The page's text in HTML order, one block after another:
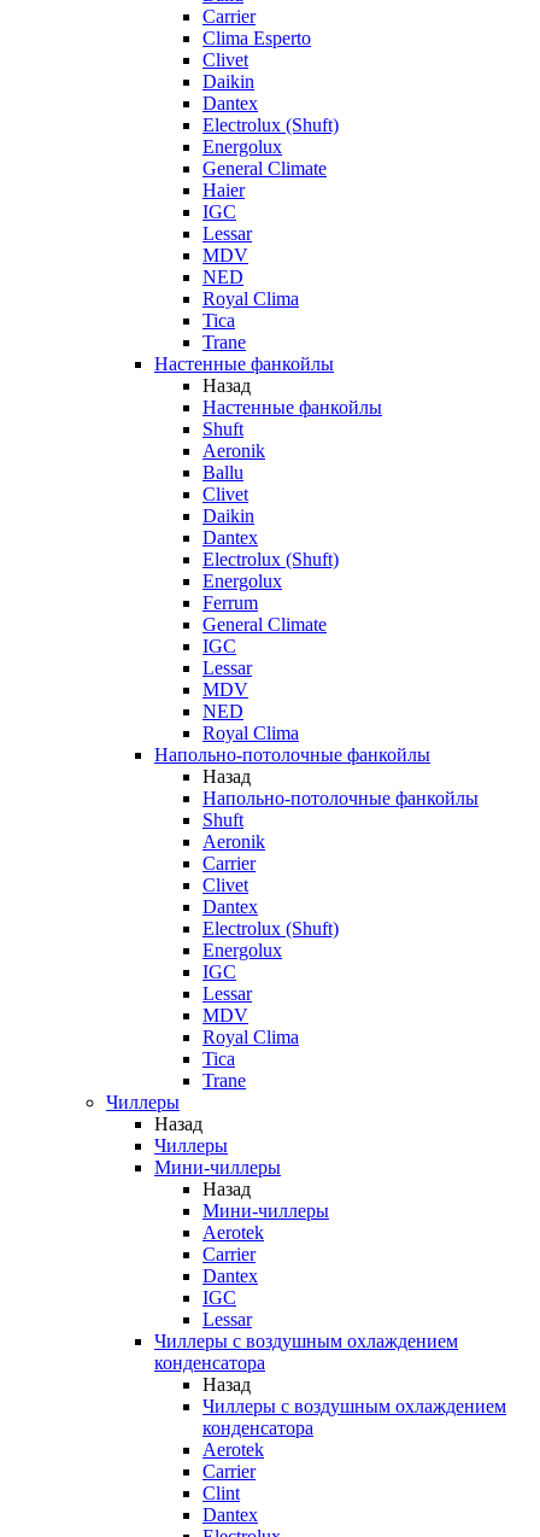
Carrier
Clima Esperto
Clivet
Daikin
Dantex
Electrolux (Shuft)
Energolux
General Climate
Haier
IGC
Lessar
MDV
NED
Royal Clima
Tica
Trane
Настенные фанкойлы
Назад
Настенные фанкойлы
Shuft
Aeronik
Ballu
Clivet
Daikin
Dantex
Electrolux (Shuft)
Energolux
Ferrum
General Climate
IGC
Lessar
MDV
NED
Royal Clima
Напольно-потолочные фанкойлы
Назад
Напольно-потолочные фанкойлы
Shuft
Aeronik
Carrier
Clivet
Dantex
Electrolux (Shuft)
Energolux
IGC
Lessar
MDV
Royal Clima
Tica
Trane
Чиллеры
Назад
Чиллеры
Мини-чиллеры
Назад
Мини-чиллеры
Aerotek
Carrier
Dantex
IGC
Lessar
Чиллеры с воздушным охлаждением
конденсатора
Назад
Чиллеры с воздушным охлаждением
конденсатора
Aerotek
Carrier
Clint
Dantex